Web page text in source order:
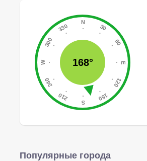
168°
Популярные города